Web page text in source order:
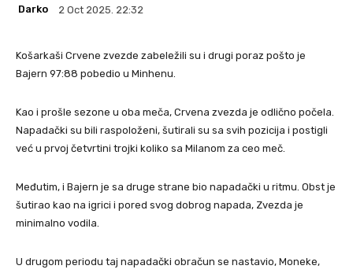
Darko 2 Oct 2025. 22:32
Košarkaši Crvene zvezde zabeležili su i drugi poraz pošto je
Bajern 97:88 pobedio u Minhenu.
Kao i prošle sezone u oba meča, Crvena zvezda je odlično počela.
Napadački su bili raspoloženi, šutirali su sa svih pozicija i postigli
već u prvoj četvrtini trojki koliko sa Milanom za ceo meč.
Međutim, i Bajern je sa druge strane bio napadački u ritmu. Obst je
šutirao kao na igrici i pored svog dobrog napada, Zvezda je
minimalno vodila.
U drugom periodu taj napadački obračun se nastavio, Moneke,